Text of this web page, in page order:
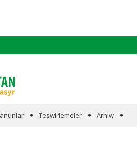
Teswirlemeler Arhiw